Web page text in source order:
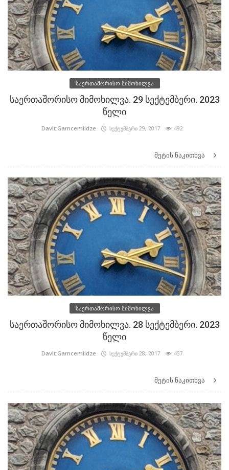
საერთაშორისო მიმოხილვა
საერთაშორისო მიმოხილვა. 29 სექტემბერი. 2023
წელი
Davit.Gamcemlidze სექტემბერი 29, 2017 492
მეტის წაკითხვა
საერთაშორისო მიმოხილვა
საერთაშორისო მიმოხილვა. 28 სექტემბერი. 2023
წელი
Davit.Gamcemlidze სექტემბერი 28, 2017 457
მეტის წაკითხვა